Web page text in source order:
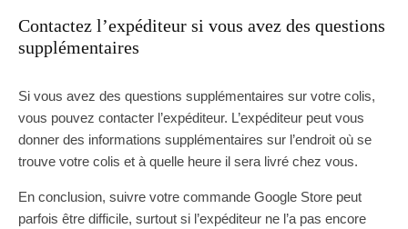
Contactez l’expéditeur si vous avez des questions
supplémentaires
Si vous avez des questions supplémentaires sur votre colis,
vous pouvez contacter l’expéditeur. L’expéditeur peut vous
donner des informations supplémentaires sur l’endroit où se
trouve votre colis et à quelle heure il sera livré chez vous.
En conclusion, suivre votre commande Google Store peut
parfois être difficile, surtout si l’expéditeur ne l’a pas encore